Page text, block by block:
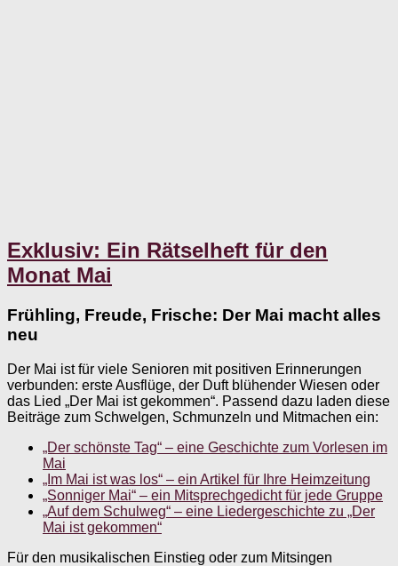
Exklusiv: Ein Rätselheft für den
Monat Mai
Frühling, Freude, Frische: Der Mai macht alles
neu
Der Mai ist für viele Senioren mit positiven Erinnerungen
verbunden: erste Ausflüge, der Duft blühender Wiesen oder
das Lied „Der Mai ist gekommen“. Passend dazu laden diese
Beiträge zum Schwelgen, Schmunzeln und Mitmachen ein:
„Der schönste Tag“ – eine Geschichte zum Vorlesen im
Mai
„Im Mai ist was los“ – ein Artikel für Ihre Heimzeitung
„Sonniger Mai“ – ein Mitsprechgedicht für jede Gruppe
„Auf dem Schulweg“ – eine Liedergeschichte zu „Der
Mai ist gekommen“
Für den musikalischen Einstieg oder zum Mitsingen